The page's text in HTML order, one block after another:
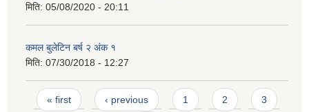
मिति: 05/08/2020 - 20:11
कमल बुलेटिन बर्ष २ अंक १
मिति: 07/30/2018 - 12:27
Pages
« first ‹ previous 1 2 3